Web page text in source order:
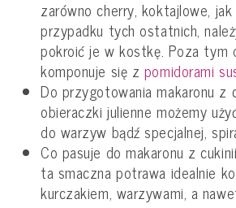
zarówno cherry, koktajlowe,
przypadku tych ostatnich,
pokroić je w kostkę. Poza tym
komponuje się z pomidorami
Do przygotowania makaronu z
obieraczki julienne możemy
do warzyw bądź specjalnej,
Co pasuje do makaronu z
ta smaczna potrawa idealnie
kurczakiem, warzywami, a